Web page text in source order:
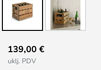
to
the
139,00 €
uklj. PDV